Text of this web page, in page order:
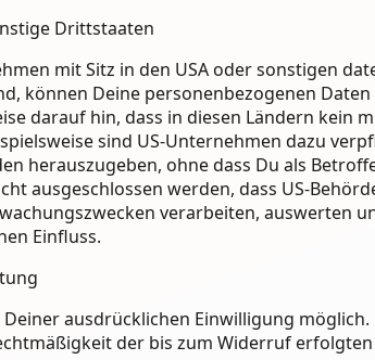
Drittstaaten
mit Sitz in den USA oder sonstigen
können Deine personenbezogenen
darauf hin, dass in diesen Ländern kein
sind US-Unternehmen dazu
herauszugeben, ohne dass Du als
ausgeschlossen werden, dass US-
verarbeiten, auswerten
Einfluss.
ausdrücklichen Einwilligung
der bis zum Widerruf